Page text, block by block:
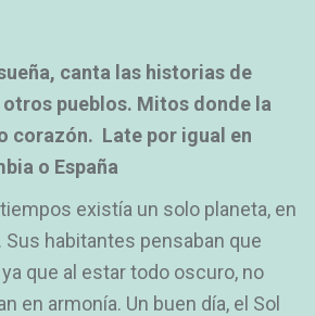
canta las historias de
pueblos. Mitos donde la
corazón. Late por igual en
o España
existía un solo planeta, en
Sus habitantes pensaban que
que al estar todo oscuro, no
en armonía. Un buen día, el Sol